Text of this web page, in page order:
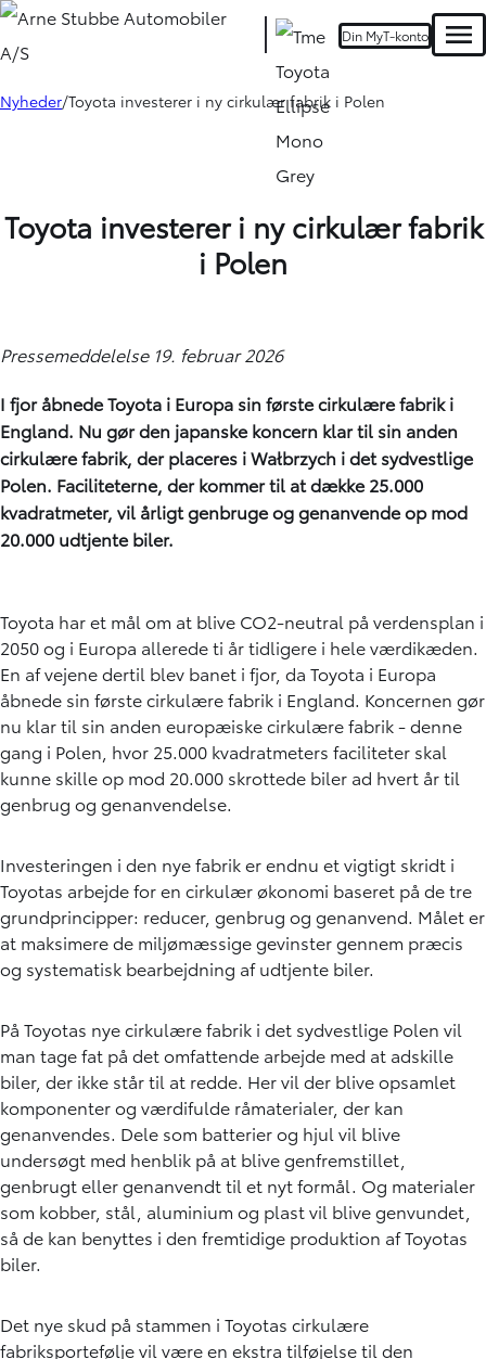
Din MyT-konto
Nyheder Toyota investerer i ny cirkulær fabrik i Polen
Toyota investerer i ny cirkulær fabrik
i Polen
Pressemeddelelse 19. februar 2026
I fjor åbnede Toyota i Europa sin første cirkulære fabrik i
England. Nu gør den japanske koncern klar til sin anden
cirkulære fabrik, der placeres i Wałbrzych i det sydvestlige
Polen. Faciliteterne, der kommer til at dække 25.000
kvadratmeter, vil årligt genbruge og genanvende op mod
20.000 udtjente biler.
Toyota har et mål om at blive CO2-neutral på verdensplan i
2050 og i Europa allerede ti år tidligere i hele værdikæden.
En af vejene dertil blev banet i fjor, da Toyota i Europa
åbnede sin første cirkulære fabrik i England. Koncernen gør
nu klar til sin anden europæiske cirkulære fabrik - denne
gang i Polen, hvor 25.000 kvadratmeters faciliteter skal
kunne skille op mod 20.000 skrottede biler ad hvert år til
genbrug og genanvendelse.
Investeringen i den nye fabrik er endnu et vigtigt skridt i
Toyotas arbejde for en cirkulær økonomi baseret på de tre
grundprincipper: reducer, genbrug og genanvend. Målet er
at maksimere de miljømæssige gevinster gennem præcis
og systematisk bearbejdning af udtjente biler.
På Toyotas nye cirkulære fabrik i det sydvestlige Polen vil
man tage fat på det omfattende arbejde med at adskille
biler, der ikke står til at redde. Her vil der blive opsamlet
komponenter og værdifulde råmaterialer, der kan
genanvendes. Dele som batterier og hjul vil blive
undersøgt med henblik på at blive genfremstillet,
genbrugt eller genanvendt til et nyt formål. Og materialer
som kobber, stål, aluminium og plast vil blive genvundet,
så de kan benyttes i den fremtidige produktion af Toyotas
biler.
Det nye skud på stammen i Toyotas cirkulære
fabriksportefølje vil være en ekstra tilføjelse til den